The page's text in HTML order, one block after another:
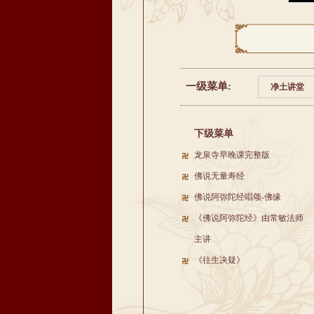
一级菜单: 净土讲堂
下级菜单
龙泉寺早晚课完整版
佛说无量寿经
佛说阿弥陀经唱颂-佛缘
《佛说阿弥陀经》由常敏法师
主讲
《往生决疑》